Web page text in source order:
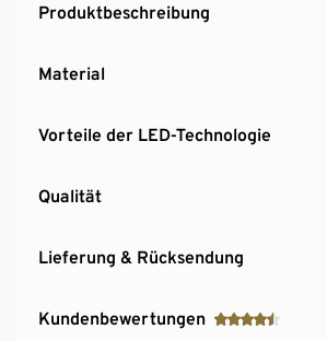
Produktbeschreibung
Material
Vorteile der LED-Technologie
Qualität
Lieferung & Rücksendung
Kundenbewertungen